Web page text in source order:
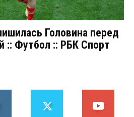
Головина перед
:: Футбол :: РБК Спорт